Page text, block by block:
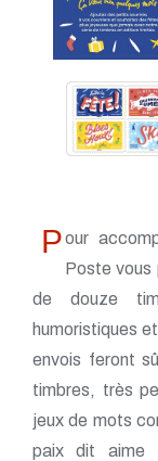
Pour
Poste
de douze
humoristiques
envois feront
timbres, très
jeux de mots
paix dit